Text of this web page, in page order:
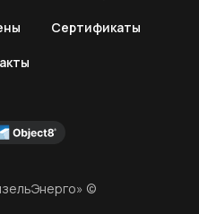
Сертификаты
©